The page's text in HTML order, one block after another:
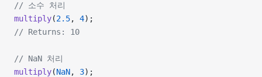
// 소수 처리
multiply(2.5, 4);
// Returns: 10
// NaN 처리
multiply(NaN, 3);